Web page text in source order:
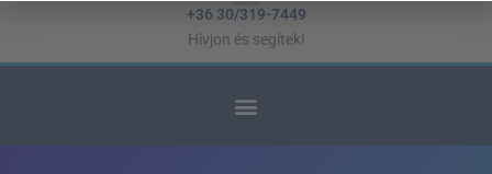
+36 30/319-7449
Hívjon és segítek!